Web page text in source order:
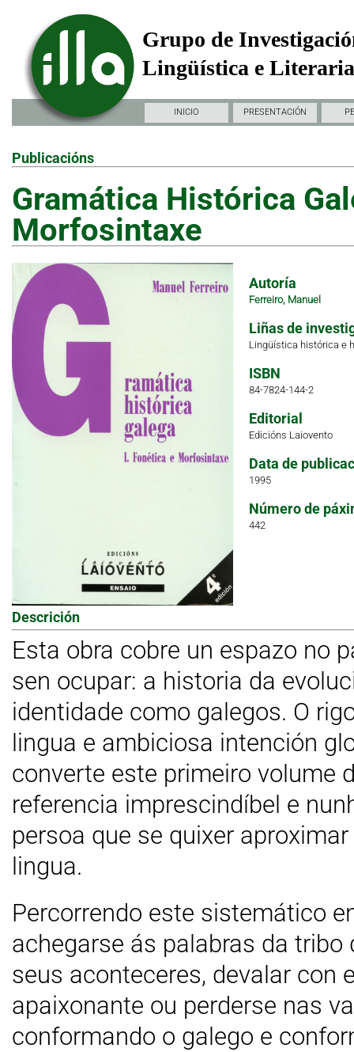
Grupo de
Lingüística e
INICIO PRESENTACIÓN
Publicacións
Gramática Histórica
Morfosintaxe
Autoría
Ferreiro, Manuel
Liñas de
Lingüística histórica e
ISBN
84-7824-144-2
Editorial
Edicións Laiovento
Data de
1995
Número de
442
Descrición
Esta obra cobre un espazo no
sen ocupar: a historia da
identidade como galegos. O
lingua e ambiciosa intención
converte este primeiro volume
referencia imprescindíbel e
persoa que se quixer
lingua.
Percorrendo este sistemático
achegarse ás palabras da
seus aconteceres, devalar con
apaixonante ou perderse nas
conformando o galego e